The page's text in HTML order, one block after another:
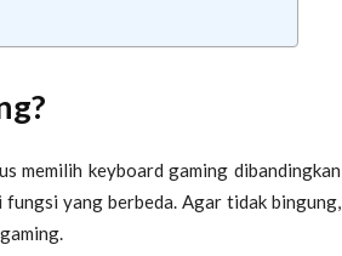
memilih keyboard gaming dibandingkan
fungsi yang berbeda. Agar tidak bingung,